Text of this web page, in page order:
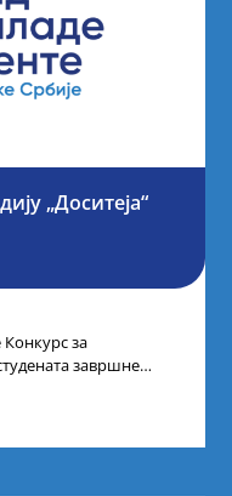
„Доситеја“
Конкурс за
завршне